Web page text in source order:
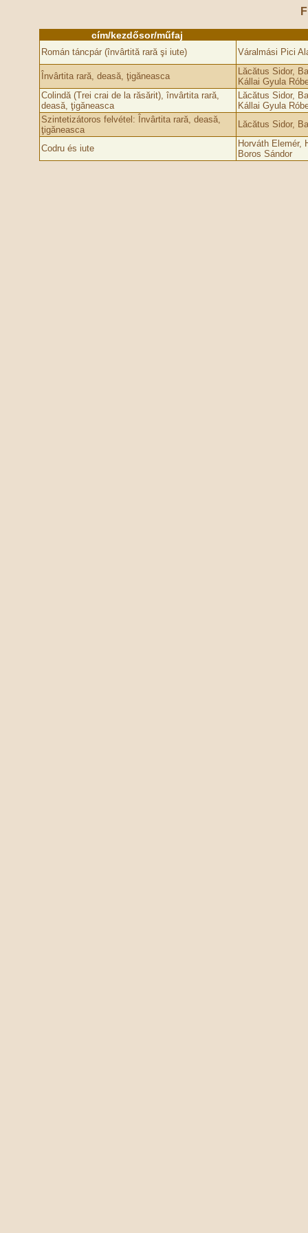
cím/kezdősor/műfaj
Román táncpár (învârtită rară şi iute) Váralmási Pici
Învârtita rară, deasă, ţigăneasca
Lăcătus Sidor,
Kállai Gyula
Colindă (Trei crai de la răsărit), învârtita rară,
deasă, ţigăneasca
Lăcătus Sidor,
Kállai Gyula
Szintetizátoros felvétel: Învârtita rară, deasă,
ţigăneasca
Lăcătus Sidor,
Codru és iute
Horváth Elemér,
Boros Sándor